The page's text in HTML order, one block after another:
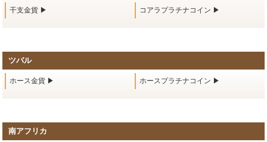
干支金貨 ▶ コアラプラチナコイン ▶
ツバル
ホース金貨 ▶ ホースプラチナコイン ▶
南アフリカ